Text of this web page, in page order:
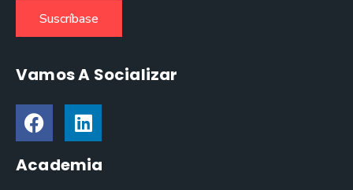
Suscríbase
Vamos A Socializar
Academia